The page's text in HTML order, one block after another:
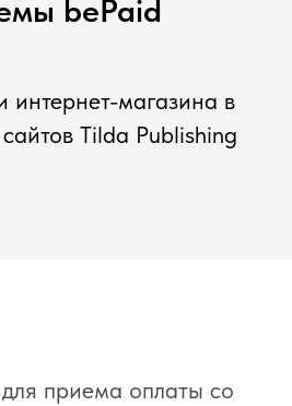
bePaid
интернет-магазина в
Tilda Publishing
приема оплаты со